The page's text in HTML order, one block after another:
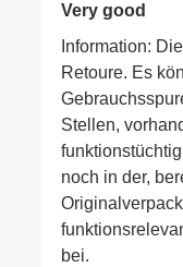
Very good
Information:
Retoure. Es
Stellen,
noch in der,
bei.